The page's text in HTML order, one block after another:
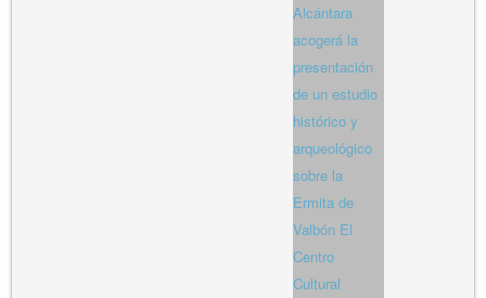
Alcántara
acogerá la
presentación
de un estudio
histórico y
arqueológico
sobre la
Ermita de
Valbón El
Centro
Cultural